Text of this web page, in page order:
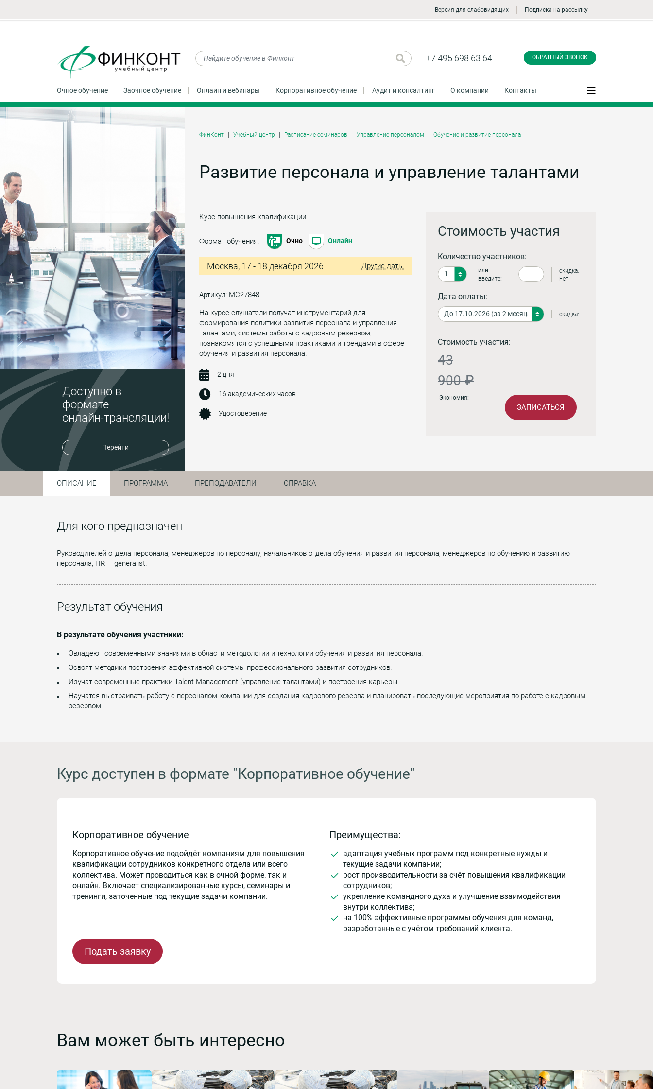
Версия для слабовидящих Подписка на рассылку
+7 495 698 63 64 ОБРАТНЫЙ ЗВОНОК
Очное обучение Заочное обучение Онлайн и вебинары Корпоративное обучение Аудит и консалтинг О компании Контакты
Доступно в
формате
онлайн-трансляции!
Перейти
ФинКонт Учебный центр Расписание семинаров Управление персоналом Обучение и развитие персонала
Развитие персонала и управление талантами
Курс повышения квалификации
Формат обучения: Очно Онлайн
Москва, 17 - 18 декабря 2026 Другие даты
Артикул: МС27848
На курсе слушатели получат инструментарий для
формирования политики развития персонала и управления
талантами, системы работы с кадровым резервом,
познакомятся с успешными практиками и трендами в сфере
обучения и развития персонала.
2 дня
16 академических часов
Удостоверение
Стоимость участия
Количество участников:
или
введите:
скидка:
нет
Дата оплаты:
скидка:
Стоимость участия:
43
900 ₽
Экономия:
ЗАПИСАТЬСЯ
ОПИСАНИЕ ПРОГРАММА ПРЕПОДАВАТЕЛИ СПРАВКА
Для кого предназначен
Руководителей отдела персонала, менеджеров по персоналу, начальников отдела обучения и развития персонала, менеджеров по обучению и развитию
персонала, HR – generalist.
Результат обучения
В результате обучения участники:
Овладеют современными знаниями в области методологии и технологии обучения и развития персонала.
Освоят методики построения эффективной системы профессионального развития сотрудников.
Изучат современные практики Talent Management (управление талантами) и построения карьеры.
Научатся выстраивать работу с персоналом компании для создания кадрового резерва и планировать последующие мероприятия по работе с кадровым
резервом.
Курс доступен в формате "Корпоративное обучение"
Корпоративное обучение
Корпоративное обучение подойдёт компаниям для повышения
квалификации сотрудников конкретного отдела или всего
коллектива. Может проводиться как в очной форме, так и
онлайн. Включает специализированные курсы, семинары и
тренинги, заточенные под текущие задачи компании.
Подать заявку
Преимущества:
адаптация учебных программ под конкретные нужды и
текущие задачи компании;
рост производительности за счёт повышения квалификации
сотрудников;
укрепление командного духа и улучшение взаимодействия
внутри коллектива;
на 100% эффективные программы обучения для команд,
разработанные с учётом требований клиента.
Вам может быть интересно
звонок
Даю согласие на обработку персональных